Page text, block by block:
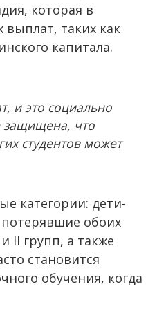
которая в
таких как
капитала.
и это социально
защищена, что
студентов может
категории: дети-
обоих
II групп, а также
становится
обучения, когда